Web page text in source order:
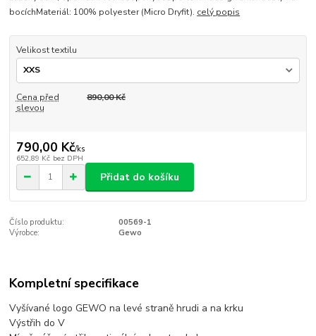
bocíchMateriál: 100% polyester (Micro Dryfit). celý popis
Velikost textilu
Cena před
slevou
890,00 Kč
790,00 Kč/ks
652,89 Kč bez DPH
Přidat do košíku
Číslo produktu:
00569-1
Výrobce:
Gewo
Kompletní specifikace
Vyšívané logo GEWO na levé straně hrudi a na krku
Výstřih do V